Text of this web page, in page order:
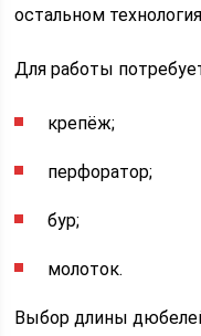
остальном
Для работы
крепёж;
перфоратор;
бур;
молоток.
Выбор длины